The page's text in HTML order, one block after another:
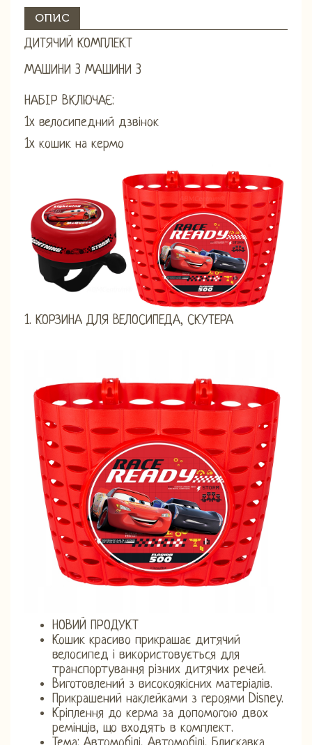
ОПИС
ДИТЯЧИЙ КОМПЛЕКТ
МАШИНИ 3 МАШИНИ 3
НАБІР ВКЛЮЧАЄ:
1x велосипедний дзвінок
1x кошик на кермо
1. КОРЗИНА ДЛЯ ВЕЛОСИПЕДА, СКУТЕРА
НОВИЙ ПРОДУКТ
Кошик красиво прикрашає дитячий
велосипед і використовується для
транспортування різних дитячих речей.
Виготовлений з високоякісних матеріалів.
Прикрашений наклейками з героями Disney.
Кріплення до керма за допомогою двох
ремінців, що входять в комплект.